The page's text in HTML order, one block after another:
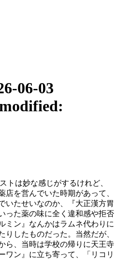
06-03
トは妙な感じがするけれど、
店を営んでいた時期があって、
いたせいなのか、『大正漢方胃
った薬の味に全く違和感や拒否
ミン』なんかはラムネ代わりに
りしたものだった。当然だが、
ら、当時は学校の帰りに天王寺
ワン』に立ち寄って、「リコリ